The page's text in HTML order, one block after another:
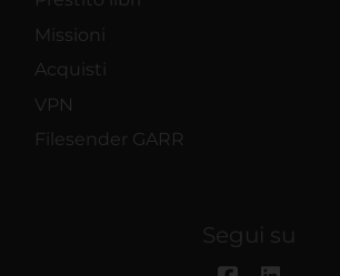
Missioni
Acquisti
VPN
Filesender GARR
Segui su